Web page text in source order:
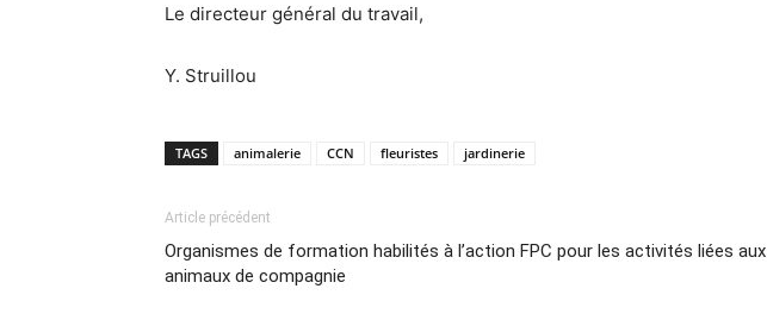
Le directeur général du travail,
Y. Struillou
TAGS animalerie CCN fleuristes jardinerie
Article précédent
Organismes de formation habilités à l’action FPC pour les activités liées aux
animaux de compagnie